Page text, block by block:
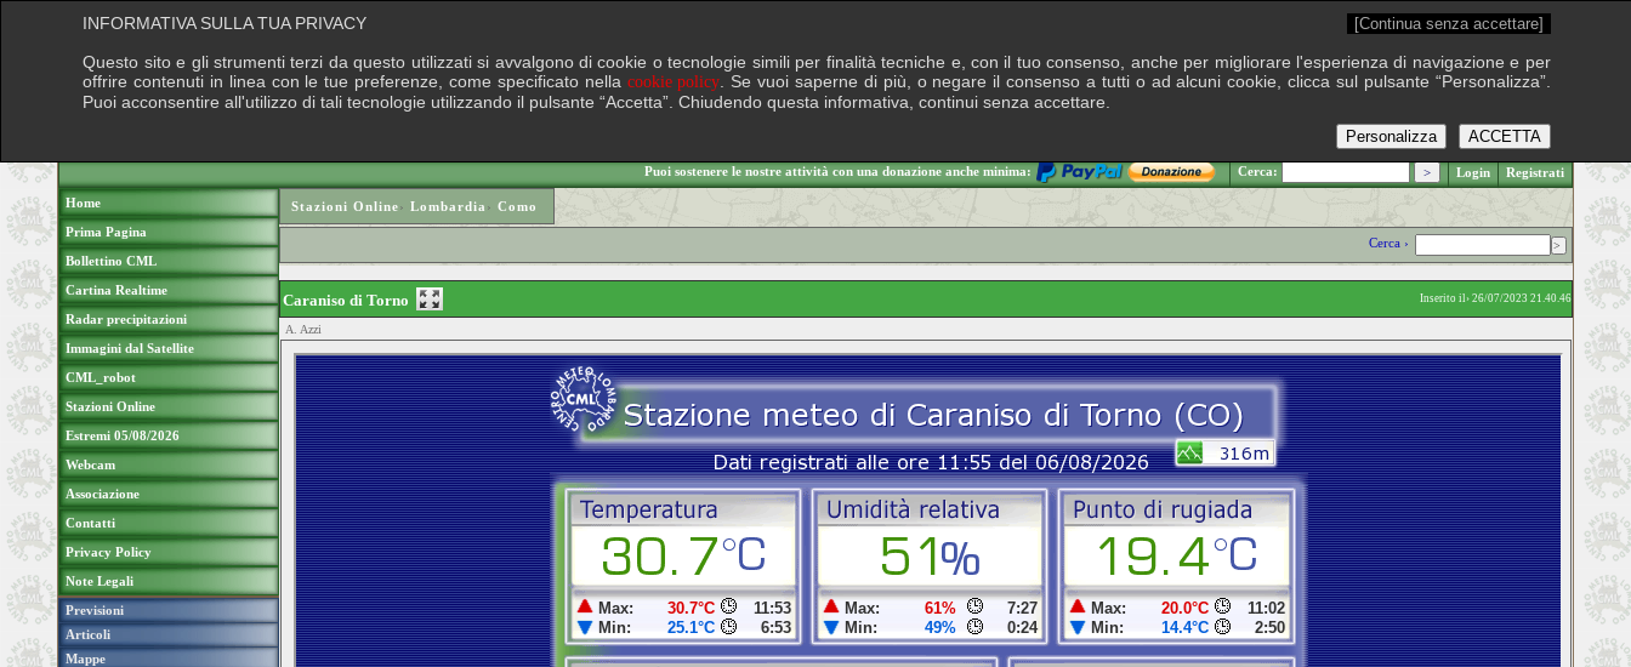
.: Giovedì 6 agosto 2026
Puoi sostenere le nostre attività con una donazione anche minima: Cerca: Login Registrati
Home
Prima Pagina
Bollettino CML
Cartina Realtime
Radar precipitazioni
Immagini dal Satellite
CML_robot
Stazioni Online
Estremi 05/08/2026
Webcam
Associazione
Contatti
Privacy Policy
Note Legali
Previsioni
Articoli
Mappe
Stazioni Online› Lombardia › Como
Cerca ›
Caraniso di Torno Inserito il› 26/07/2023 21.40.46
A. Azzi
INFORMATIVA SULLA TUA PRIVACY [Continua senza accettare]
Questo sito e gli strumenti terzi da questo utilizzati si avvalgono di cookie o tecnologie simili per finalità tecniche e, con il tuo consenso, anche per migliorare l'esperienza di navigazione e per
offrire contenuti in linea con le tue preferenze, come specificato nella cookie policy . Se vuoi saperne di più, o negare il consenso a tutti o ad alcuni cookie, clicca sul pulsante “Personalizza”.
Puoi acconsentire all'utilizzo di tali tecnologie utilizzando il pulsante “Accetta”. Chiudendo questa informativa, continui senza accettare.
ACCETTA
Personalizza